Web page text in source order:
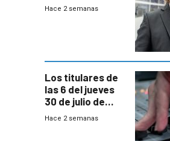
del país, según
Hace 2 semanas
Los titulares de
las 6 del jueves
30 de julio de
2026
Hace 2 semanas